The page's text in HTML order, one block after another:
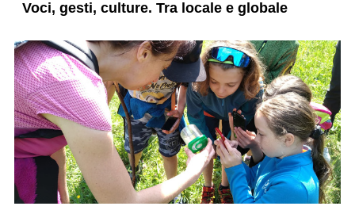
Voci, gesti, culture. Tra locale e globale